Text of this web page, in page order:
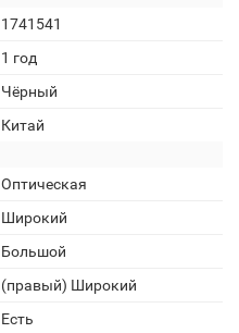
1741541
1 год
Чёрный
Китай
Оптическая
Широкий
Большой
(правый) Широкий
Есть